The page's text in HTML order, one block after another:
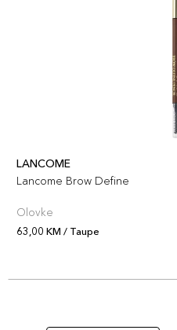
LANCOME
Lancome Brow Define
Olovke
63,00 KM / Taupe